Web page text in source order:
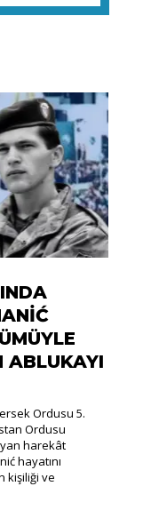
ABLUKAYI
Ordusu 5.
Ordusu
harekât
hayatını
kişiliği ve